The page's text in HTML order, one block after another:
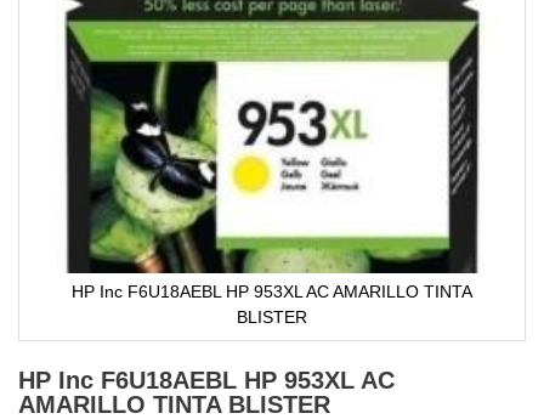
imágenes
HP Inc F6U18AEBL HP 953XL AC AMARILLO TINTA
BLISTER
al
comienzo
HP Inc F6U18AEBL HP 953XL AC
AMARILLO TINTA BLISTER